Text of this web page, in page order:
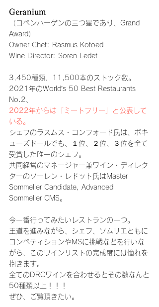
Geranium
（コペンハーゲンの三つ星であり、Grand
Award）
Owner Chef: Rasmus Kofoed
Wine Director: Soren Ledet
3,450種類、11,500本のストック数。
2021年のWorld’s 50 Best Restaurants
No.2、
2022年からは「ミートフリー」と公表して
いる。
シェフのラスムス・コンフォード氏は、ボキ
ューズドールでも、１位、２位、３位を全て
受賞した唯一のシェフ。
共同経営のマネージャー兼ワイン・ディレク
ターのソーレン・レドット氏はMaster
Sommelier Candidate, Advanced
Sommelier CMS。
今一番行ってみたいレストランの一つ。
王道を進みながら、シェフ、ソムリエともに
コンペティションやMSに挑戦などを行いな
がら、このワインリストの完成度には憧れを
抱きます。
全てのDRCワインを合わせるとその数なんと
50種類以上！！！
ぜひ、ご覧頂きたい。